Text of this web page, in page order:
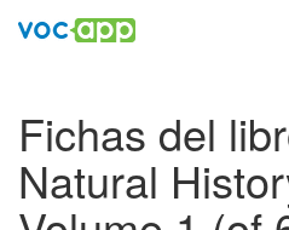
Fichas del
Natural